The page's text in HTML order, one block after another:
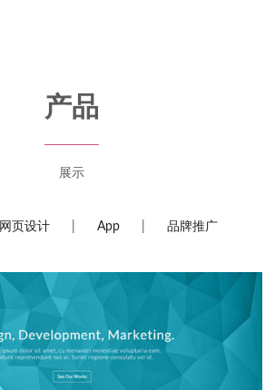
产品
展示
网页设计 App 品牌推广